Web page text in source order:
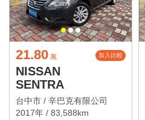
21.80 萬 加入比較
NISSAN
SENTRA
台中市 / 辛巴克有限公司
2017年 / 83,588km